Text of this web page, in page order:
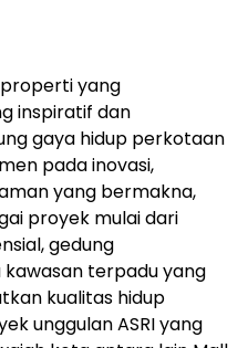
yang
inspiratif dan
gaya hidup perkotaan
pada inovasi,
yang bermakna,
proyek mulai dari
gedung
terpadu yang
kualitas hidup
unggulan ASRI yang